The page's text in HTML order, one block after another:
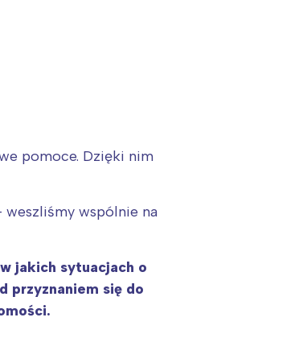
pomoce. Dzięki nim
wspólnie na
jakich sytuacjach o
przyznaniem się do